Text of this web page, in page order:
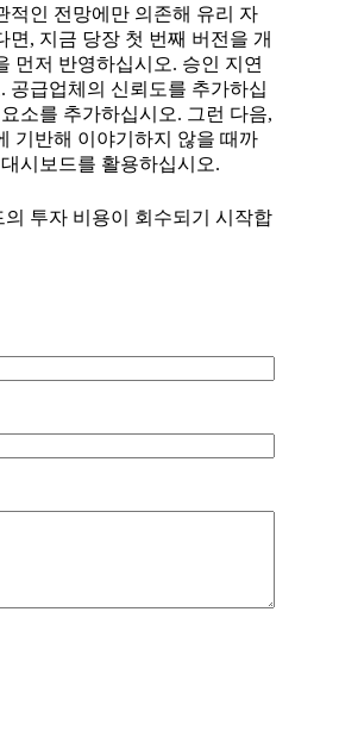
적인 전망에만 의존해 유리 자
면, 지금 당장 첫 번째 버전을 개
먼저 반영하십시오. 승인 지연
공급업체의 신뢰도를 추가하십
소를 추가하십시오. 그런 다음,
기반해 이야기하지 않을 때까
시보드를 활용하십시오.
투자 비용이 회수되기 시작합